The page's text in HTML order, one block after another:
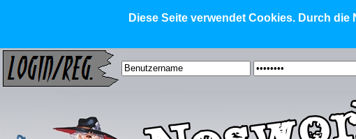
Diese Seite verwendet Cookies. Durch